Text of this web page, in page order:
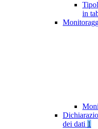
in
dei dati 1